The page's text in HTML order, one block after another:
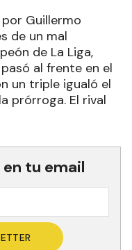
Guillermo
de un mal
de La Liga,
al frente en el
un triple igualó el
prórroga. El rival
tu email